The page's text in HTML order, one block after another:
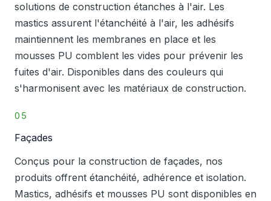
solutions de construction étanches à l'air. Les
mastics assurent l'étanchéité à l'air, les adhésifs
maintiennent les membranes en place et les
mousses PU comblent les vides pour prévenir les
fuites d'air. Disponibles dans des couleurs qui
s'harmonisent avec les matériaux de construction.
05
Façades
Conçus pour la construction de façades, nos
produits offrent étanchéité, adhérence et isolation.
Mastics, adhésifs et mousses PU sont disponibles en